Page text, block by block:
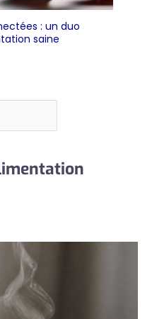
: un duo
saine